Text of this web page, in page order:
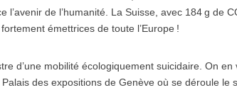
de l’humanité. La Suisse, avec 184 g de
émettrices de toute l’Europe !
d’une mobilité écologiquement suicidaire. On en
des expositions de Genève où se déroule le